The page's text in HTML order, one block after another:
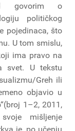
govorim o
političkog
pojedinaca, što
U tom smislu,
ima pravo na
svet. U tekstu
Greh ili
objavio u
1–2, 2011,
mišljenje